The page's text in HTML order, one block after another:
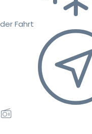
der Fahrt